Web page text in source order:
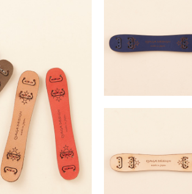
Mask Belt NESO